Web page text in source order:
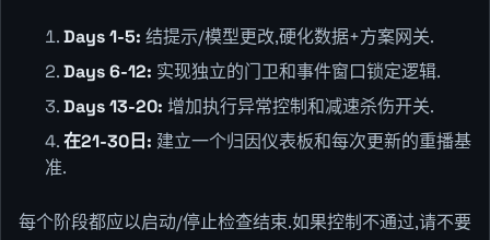
Days 1-5: 结提示/模型更改,硬化数据+方案网关.
Days 6-12: 实现独立的门卫和事件窗口锁定逻辑.
Days 13-20: 增加执行异常控制和减速杀伤开关.
在21-30日: 建立一个归因仪表板和每次更新的重播基
准.
每个阶段都应以启动/停止检查结束.如果控制不通过,请不要